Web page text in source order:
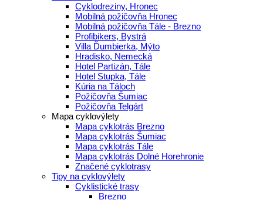
Cyklodreziny, Hronec
Mobilná požičovňa Hronec
Mobilná požičovňa Tále - Brezno
Profibikers, Bystrá
Villa Ďumbierka, Mýto
Hradisko, Nemecká
Hotel Partizán, Tále
Hotel Stupka, Tále
Kúria na Táloch
Požičovňa Šumiac
Požičovňa Telgárt
Mapa cyklovýlety
Mapa cyklotrás Brezno
Mapa cyklotrás Šumiac
Mapa cyklotrás Tále
Mapa cyklotrás Dolné Horehronie
Značené cyklotrasy
Tipy na cyklovýlety
Cyklistické trasy
Brezno